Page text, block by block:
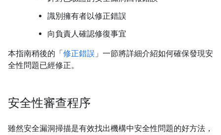
識別擁有者以修正錯誤
向負責人確認修復事宜
本指南稍後的「修正錯誤 」一節將詳細介紹如何確保發現安
全性問題已經修正。
安全性審查程序
雖然安全漏洞掃描是有效找出機構中安全性問題的好方法，